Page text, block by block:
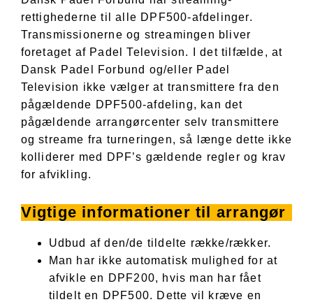
rettighederne til alle DPF500-afdelinger.
Transmissionerne og streamingen bliver
foretaget af Padel Television. I det tilfælde, at
Dansk Padel Forbund og/eller Padel
Television ikke vælger at transmittere fra den
pågældende DPF500-afdeling, kan det
pågældende arrangørcenter selv transmittere
og streame fra turneringen, så længe dette ikke
kolliderer med DPF’s gældende regler og krav
for afvikling.
Vigtige informationer til arrangør
Udbud af den/de tildelte række/rækker.
Man har ikke automatisk mulighed for at
afvikle en DPF200, hvis man har fået
tildelt en DPF500. Dette vil kræve en